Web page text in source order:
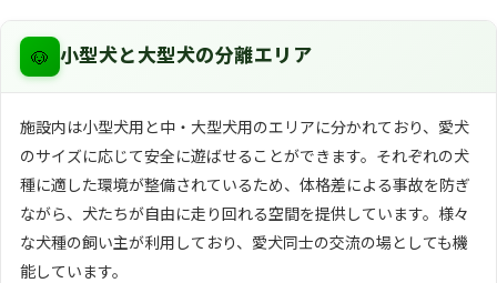
🐶 小型犬と大型犬の分離エリア
施設内は小型犬用と中・大型犬用のエリアに分かれており、愛犬
のサイズに応じて安全に遊ばせることができます。それぞれの犬
種に適した環境が整備されているため、体格差による事故を防ぎ
ながら、犬たちが自由に走り回れる空間を提供しています。様々
な犬種の飼い主が利用しており、愛犬同士の交流の場としても機
能しています。